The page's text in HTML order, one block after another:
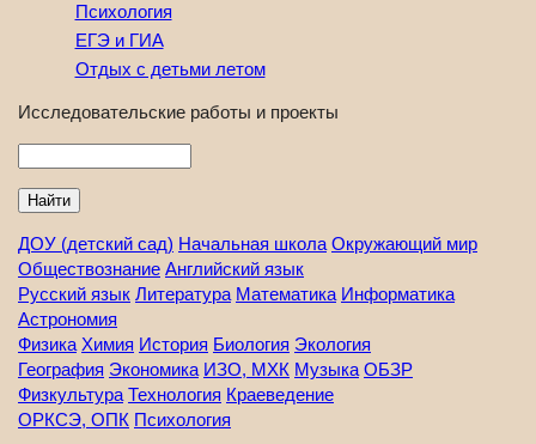
Психология
ЕГЭ и ГИА
Отдых с детьми летом
Исследовательские работы и проекты
ДОУ (детский сад) Начальная школа Окружающий мир
Обществознание Английский язык
Русский язык Литература Математика Информатика
Астрономия
Физика Химия История Биология Экология
География Экономика ИЗО, МХК Музыка ОБЗР
Физкультура Технология Краеведение
ОРКСЭ, ОПК Психология